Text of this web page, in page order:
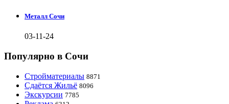
Металл Сочи
03-11-24
Популярно в Сочи
Стройматериалы 8871
Сдаётся Жильё 8096
Экскурсии 7785